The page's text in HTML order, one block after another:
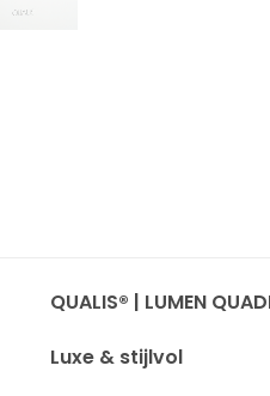
QUALIS® | LUMEN
Luxe & stijlvol